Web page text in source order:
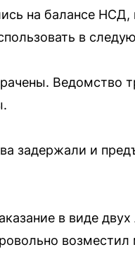
на балансе
в
Ведомство
задержали и
в виде